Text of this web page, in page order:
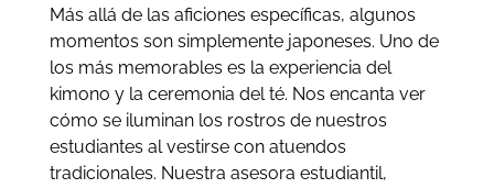
Más allá de las aficiones específicas, algunos
momentos son simplemente japoneses. Uno de
los más memorables es la experiencia del
kimono y la ceremonia del té. Nos encanta ver
cómo se iluminan los rostros de nuestros
estudiantes al vestirse con atuendos
tradicionales. Nuestra asesora estudiantil,